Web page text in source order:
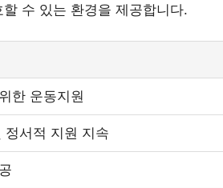
수 있는 환경을 제공합니다.
한 운동지원
정서적 지원 지속